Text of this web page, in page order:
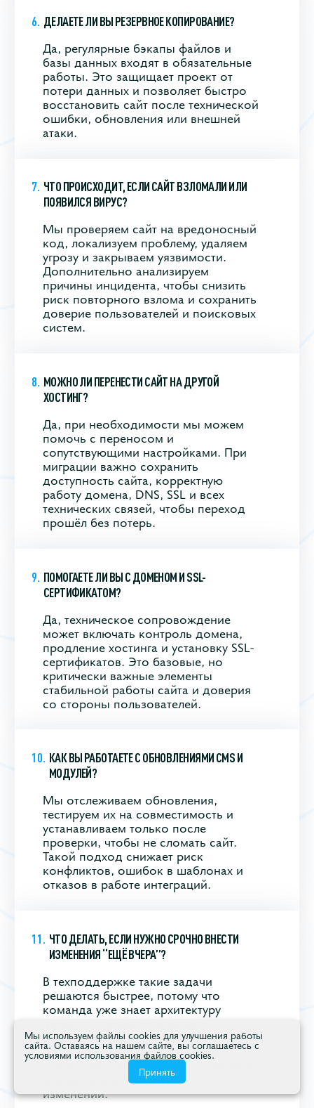
ДЕЛАЕТЕ ЛИ ВЫ РЕЗЕРВНОЕ КОПИРОВАНИЕ?
Да, регулярные бэкапы файлов и
базы данных входят в обязательные
работы. Это защищает проект от
потери данных и позволяет быстро
восстановить сайт после технической
ошибки, обновления или внешней
атаки.
ЧТО ПРОИСХОДИТ, ЕСЛИ САЙТ ВЗЛОМАЛИ ИЛИ
ПОЯВИЛСЯ ВИРУС?
Мы проверяем сайт на вредоносный
код, локализуем проблему, удаляем
угрозу и закрываем уязвимости.
Дополнительно анализируем
причины инцидента, чтобы снизить
риск повторного взлома и сохранить
доверие пользователей и поисковых
систем.
МОЖНО ЛИ ПЕРЕНЕСТИ САЙТ НА ДРУГОЙ
ХОСТИНГ?
Да, при необходимости мы можем
помочь с переносом и
сопутствующими настройками. При
миграции важно сохранить
доступность сайта, корректную
работу домена, DNS, SSL и всех
технических связей, чтобы переход
прошёл без потерь.
ПОМОГАЕТЕ ЛИ ВЫ С ДОМЕНОМ И SSL-
СЕРТИФИКАТОМ?
Да, техническое сопровождение
может включать контроль домена,
продление хостинга и установку SSL-
сертификатов. Это базовые, но
критически важные элементы
стабильной работы сайта и доверия
со стороны пользователей.
КАК ВЫ РАБОТАЕТЕ С ОБНОВЛЕНИЯМИ CMS И
МОДУЛЕЙ?
Мы отслеживаем обновления,
тестируем их на совместимость и
устанавливаем только после
проверки, чтобы не сломать сайт.
Такой подход снижает риск
конфликтов, ошибок в шаблонах и
отказов в работе интеграций.
ЧТО ДЕЛАТЬ, ЕСЛИ НУЖНО СРОЧНО ВНЕСТИ
ИЗМЕНЕНИЯ “ЕЩЁ ВЧЕРА”?
В техподдержке такие задачи
решаются быстрее, потому что
команда уже знает архитектуру
проекта и может оперативно
подключиться. Это особенно удобно
для срочных правок: баннеров,
акций, текстов, контактов, ошибок в
формах и других критичных
изменений.
Мы используем файлы cookies для улучшения работы
сайта. Оставаясь на нашем сайте, вы соглашаетесь с
условиями использования файлов cookies.
Принять